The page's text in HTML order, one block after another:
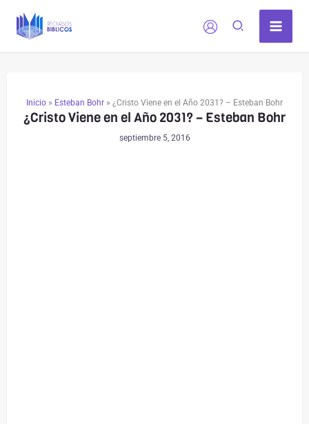
Inicio » Esteban Bohr » ¿Cristo Viene en el Año 2031? – Esteban Bohr
¿Cristo Viene en el Año 2031? – Esteban Bohr
septiembre 5, 2016